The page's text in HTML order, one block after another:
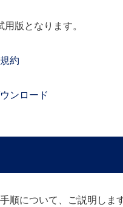
版となります。
約
ンロード
順について、ご説明します